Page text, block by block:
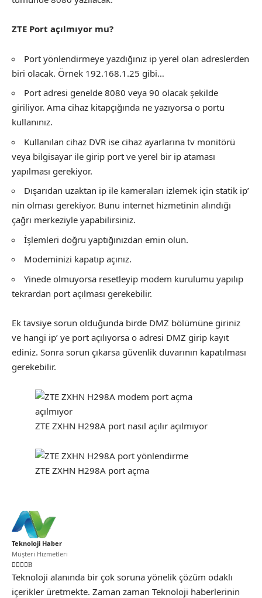
ZTE Port açılmıyor mu?
Port yönlendirmeye yazdığınız ip yerel olan adreslerden
biri olacak. Örnek 192.168.1.25 gibi…
Port adresi genelde 8080 veya 90 olacak şekilde
giriliyor. Ama cihaz kitapçığında ne yazıyorsa o portu
kullanınız.
Kullanılan cihaz DVR ise cihaz ayarlarına tv monitörü
veya bilgisayar ile girip port ve yerel bir ip ataması
yapılması gerekiyor.
Dışarıdan uzaktan ip ile kameraları izlemek için statik ip’
nin olması gerekiyor. Bunu internet hizmetinin alındığı
çağrı merkeziyle yapabilirsiniz.
İşlemleri doğru yaptığınızdan emin olun.
Modeminizi kapatıp açınız.
Yinede olmuyorsa resetleyip modem kurulumu yapılıp
tekrardan port açılması gerekebilir.
Ek tavsiye sorun olduğunda birde DMZ bölümüne giriniz
ve hangi ip’ ye port açılıyorsa o adresi DMZ girip kayıt
ediniz. Sonra sorun çıkarsa güvenlik duvarının kapatılması
gerekebilir.
ZTE ZXHN H298A port nasıl açılır açılmıyor
ZTE ZXHN H298A port açma
Teknoloji Haber
Müşteri Hizmetleri
Teknoloji alanında bir çok soruna yönelik çözüm odaklı
içerikler üretmekte. Zaman zaman Teknoloji haberlerinin